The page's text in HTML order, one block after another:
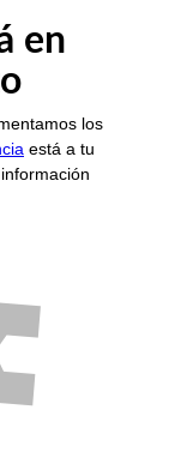
en
los
está a tu